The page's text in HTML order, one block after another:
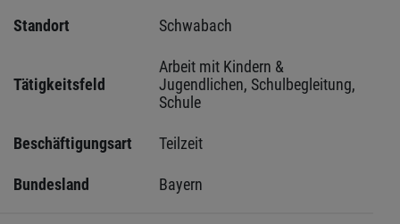
Standort
Schwabach
Tätigkeitsfeld
Arbeit mit Kindern &
Jugendlichen, Schulbegleitung,
Schule
Beschäftigungsart Teilzeit
Bundesland Bayern